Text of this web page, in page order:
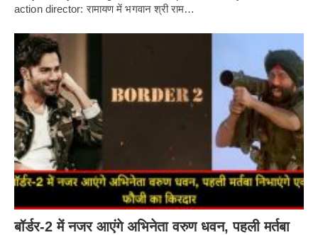
action director: रामायण में भगवान श्री राम…
बॉर्डर-2 में नजर आएंगे अभिनेता वरुण धवन, पहली मर्तबा